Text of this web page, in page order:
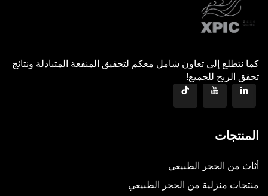
كما نتطلع إلى تعاون شامل معكم لتحقيق المنفعة المتبادلة ونتائج
تحقق الربح للجميع!
المنتجات
أثاث من الحجر الطبيعي
منتجات منزلية من الحجر الطبيعي